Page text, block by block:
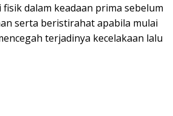
dalam keadaan prima sebelum
serta beristirahat apabila mulai
terjadinya kecelakaan lalu